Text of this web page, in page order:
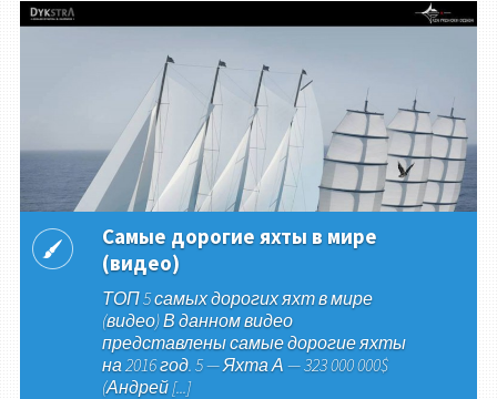
Самые дорогие яхты в мире
(видео)
ТОП 5 самых дорогих яхт в мире
(видео) В данном видео
представлены самые дорогие яхты
на 2016 год. 5 — Яхта А — 323 000 000$
(Андрей [...]